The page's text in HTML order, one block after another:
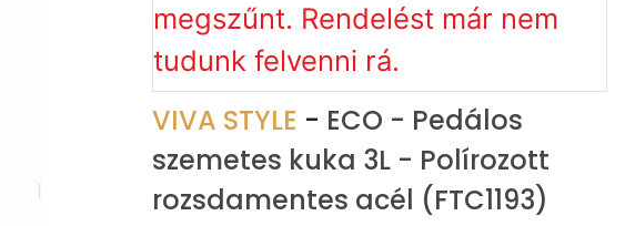
megszűnt. Rendelést már nem
tudunk felvenni rá.
VIVA STYLE - ECO - Pedálos
szemetes kuka 3L - Polírozott
rozsdamentes acél (FTC1193)